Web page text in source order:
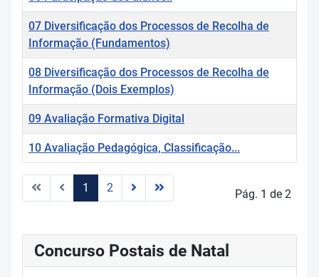
07 Diversificação dos Processos de Recolha de
Informação (Fundamentos)
08 Diversificação dos Processos de Recolha de
Informação (Dois Exemplos)
09 Avaliação Formativa Digital
10 Avaliação Pedagógica, Classificação...
Pág. 1 de 2
1 2
Concurso Postais de Natal